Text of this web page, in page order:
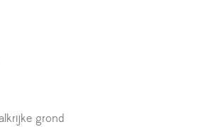
grond